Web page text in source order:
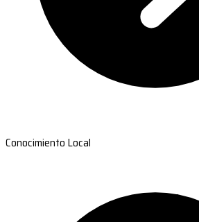
Conocimiento Local